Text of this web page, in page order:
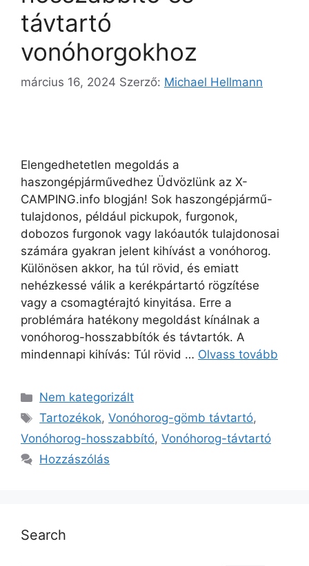
távtartó
vonóhorgokhoz
március 16, 2024 Szerző: Michael Hellmann
Elengedhetetlen megoldás a
haszongépjárművedhez Üdvözlünk az X-
CAMPING.info blogján! Sok haszongépjármű-
tulajdonos, például pickupok, furgonok,
dobozos furgonok vagy lakóautók tulajdonosai
számára gyakran jelent kihívást a vonóhorog.
Különösen akkor, ha túl rövid, és emiatt
nehézkessé válik a kerékpártartó rögzítése
vagy a csomagtérajtó kinyitása. Erre a
problémára hatékony megoldást kínálnak a
vonóhorog-hosszabbítók és távtartók. A
mindennapi kihívás: Túl rövid … Olvass tovább
Kategória
Nem kategorizált
Címkék
Tartozékok,Vonóhorog-gömb távtartó,
Vonóhorog-hosszabbító, Vonóhorog-távtartó
Hozzászólás
Search